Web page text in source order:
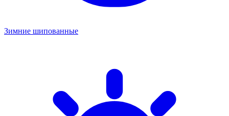
Зимние шипованные